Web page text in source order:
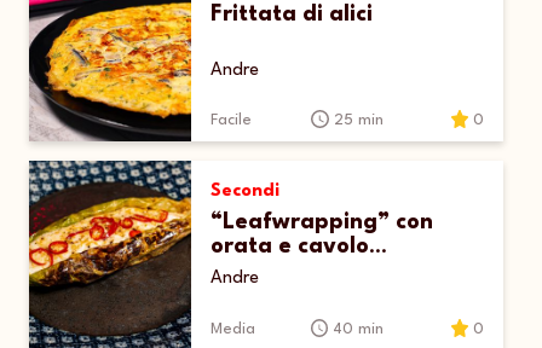
Frittata di alici
Andre
Facile 25 min 0
Secondi
“Leafwrapping” con
orata e cavolo
cappuccio
Andre
Media 40 min 0